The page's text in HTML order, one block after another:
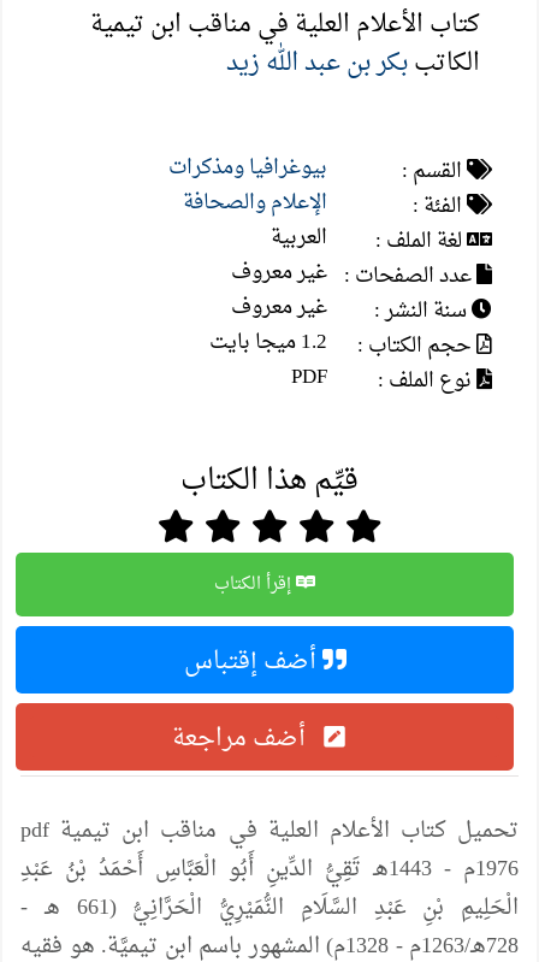
كتاب الأعلام العلية في مناقب ابن تيمية
الكاتببكر بن عبد الله زيد
القسم :
بيوغرافيا ومذكرات
الفئة :
الإعلام والصحافة
لغة الملف :
العربية
عدد الصفحات : غير معروف
سنة النشر :
غير معروف
حجم الكتاب :
1.2 ميجا بايت
نوع الملف :
PDF
قيِّم هذا الكتاب
إقرأ الكتاب
أضف إقتباس
أضف مراجعة
تحميل كتاب الأعلام العلية في مناقب ابن تيمية pdf
1976م - 1443هـ تَقِيُّ الدِّينِ أَبُو الْعَبَّاسِ أَحْمَدُ بْنُ عَبْدِ
الْحَلِيمِ بْنِ عَبْدِ السَّلَامِ النُّمَيْرِيُّ الْحَرَّانِيُّ (661 هـ -
728هـ/1263م - 1328م) المشهور باسم ابن تيميَّة. هو فقيه